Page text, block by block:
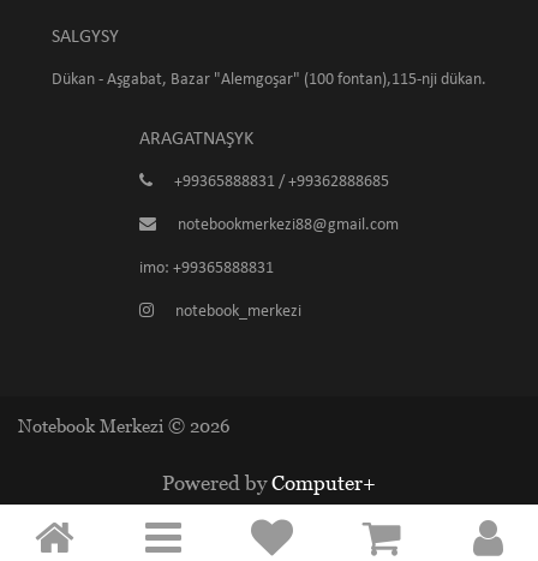
SALGYSY
Dükan - Aşgabat, Bazar "Alemgoşar" (100 fontan),115-nji dükan.
ARAGATNAŞYK
+99365888831 / +99362888685
notebookmerkezi88@gmail.com
imo: +99365888831
notebook_merkezi
Notebook Merkezi © 2026
Powered byComputer+